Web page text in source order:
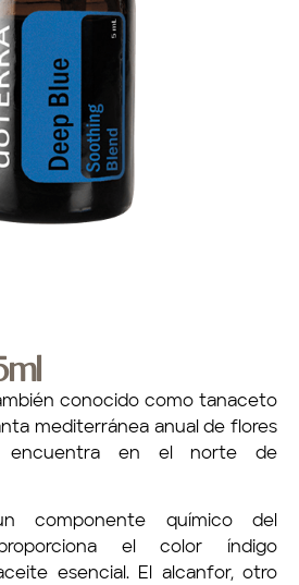
inicio
mí
eventos
empresas
conocido como tanaceto
mediterránea anual de flores
encuentra en el norte de
componente químico del
el color índigo
esencial. El alcanfor, otro